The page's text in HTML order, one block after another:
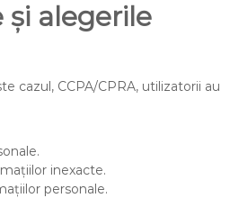
alegerile
cazul, CCPA/CPRA, utilizatorii au
inexacte.
personale.